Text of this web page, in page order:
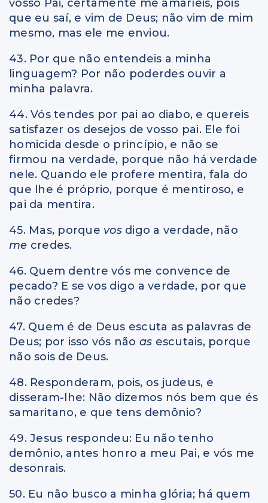
vosso Pai, certamente me amaríeis, pois
que eu saí, e vim de Deus; não vim de mim
mesmo, mas ele me enviou.
43. Por que não entendeis a minha
linguagem? Por não poderdes ouvir a
minha palavra.
44. Vós tendes por pai ao diabo, e quereis
satisfazer os desejos de vosso pai. Ele foi
homicida desde o princípio, e não se
firmou na verdade, porque não há verdade
nele. Quando ele profere mentira, fala do
que lhe é próprio, porque é mentiroso, e
pai da mentira.
45. Mas, porque vos digo a verdade, não
me credes.
46. Quem dentre vós me convence de
pecado? E se vos digo a verdade, por que
não credes?
47. Quem é de Deus escuta as palavras de
Deus; por isso vós não as escutais, porque
não sois de Deus.
48. Responderam, pois, os judeus, e
disseram-lhe: Não dizemos nós bem que és
samaritano, e que tens demônio?
49. Jesus respondeu: Eu não tenho
demônio, antes honro a meu Pai, e vós me
desonrais.
50. Eu não busco a minha glória; há quem